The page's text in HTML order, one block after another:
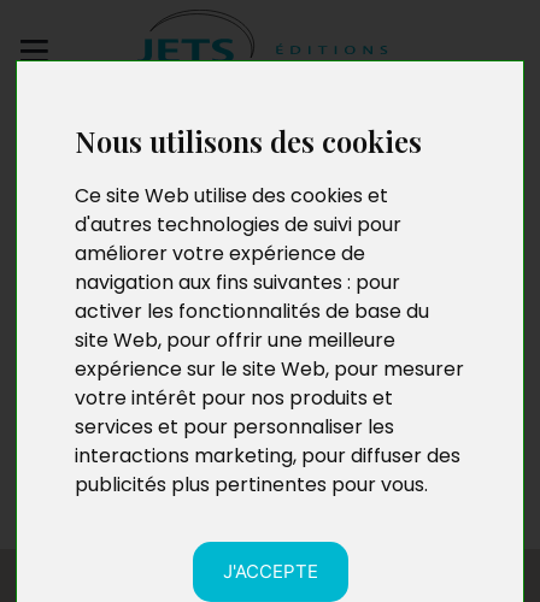
Nous utilisons des cookies
Ce site Web utilise des cookies et
d'autres technologies de suivi pour
améliorer votre expérience de
navigation aux fins suivantes : pour
activer les fonctionnalités de base du
site Web, pour offrir une meilleure
expérience sur le site Web, pour mesurer
votre intérêt pour nos produits et
services et pour personnaliser les
interactions marketing, pour diffuser des
publicités plus pertinentes pour vous.
J'ACCEPTE
Envoyez votre
manuscrit
Jean de Matha Djema
Mombo
Né le 1 janvier 1957, Jean de Matha Djema Mombo est
originaire de Ndendé, au sud du Gabon. Marié et père
d’une famille nombreuse, cet enseignant de carrière
bientôt appelé à la retraite envisage de dédier cette
dernière à sa passion, l’écriture.